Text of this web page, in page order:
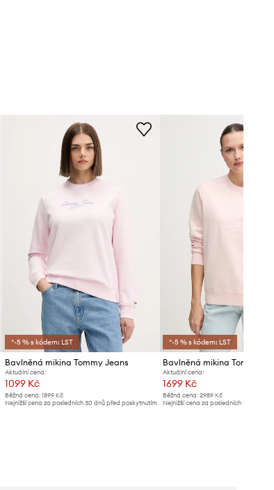
*-5 % s kódem: LST
Bavlněná mikina Tommy Jeans
Aktuální cena:
1099 Kč
Běžná cena:1899 Kč
Nejnižší cena za posledních 30 dnů před poskytnutím
*-5 % s kódem: LST
Bavlněná mikina Tommy
Aktuální cena:
1699 Kč
Běžná cena: 2989 Kč
Nejnižší cena za posledních 30 dnů